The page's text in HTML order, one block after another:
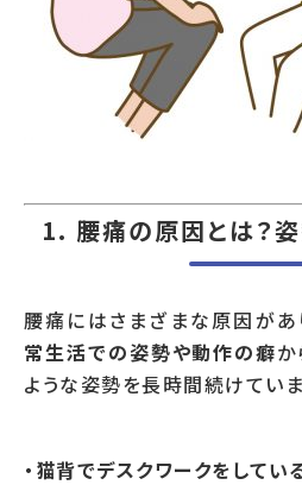
1. 腰痛の原因とは？
腰痛にはさまざまな原因があ
常生活での姿勢や動作の癖
ような姿勢を長時間続けてい
・猫背でデスクワークをしてい